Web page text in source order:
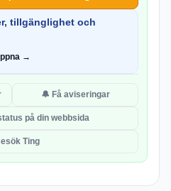
tillgänglighet och
→
🔔 Få aviseringar
på din webbsida
Ting